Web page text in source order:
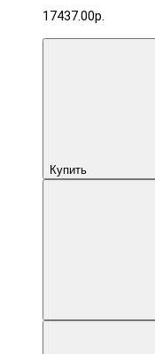
17437.00р.
Купить